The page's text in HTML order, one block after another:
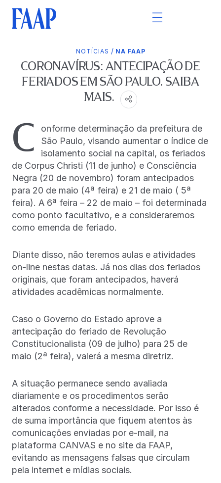
NOTÍCIAS / NA FAAP
CORONAVÍRUS: ANTECIPAÇÃO DE
FERIADOS EM SÃO PAULO. SAIBA
MAIS.
C
onforme determinação da prefeitura de
São Paulo, visando aumentar o índice de
isolamento social na capital, os feriados
de Corpus Christi (11 de junho) e Consciência
Negra (20 de novembro) foram antecipados
para 20 de maio (4ª feira) e 21 de maio ( 5ª
feira). A 6ª feira – 22 de maio – foi determinada
como ponto facultativo, e a consideraremos
como emenda de feriado.
Diante disso, não teremos aulas e atividades
on-line nestas datas. Já nos dias dos feriados
originais, que foram antecipados, haverá
atividades acadêmicas normalmente.
Caso o Governo do Estado aprove a
antecipação do feriado de Revolução
Constitucionalista (09 de julho) para 25 de
maio (2ª feira), valerá a mesma diretriz.
A situação permanece sendo avaliada
diariamente e os procedimentos serão
alterados conforme a necessidade. Por isso é
de suma importância que fiquem atentos às
comunicações enviadas por e-mail, na
plataforma CANVAS e no site da FAAP,
evitando as mensagens falsas que circulam
pela internet e mídias sociais.